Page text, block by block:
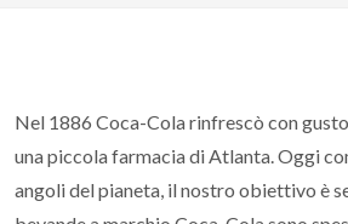
Nel 1886 Coca-Cola rinfrescò con
una piccola farmacia di Atlanta. Oggi
angoli del pianeta, il nostro obiettivo è